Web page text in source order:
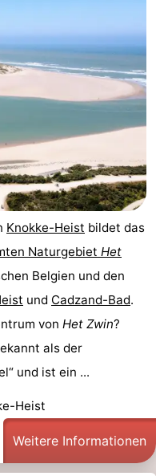
Knokke-Heist bildet das
Naturgebiet Het
Belgien und den
und Cadzand-Bad.
von Het Zwin?
als der
und ist ein ...
Heist
Weitere Informationen